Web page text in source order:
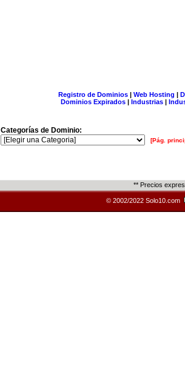
Registro de Dominios| Web Hosting |
Dominios Expirados | Industrias |
Categorías de Dominio:
[Pág.
** Precios
© 2002/2022 Solo10.com